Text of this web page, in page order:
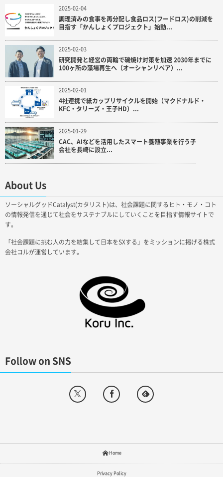
2025-02-04
調理済みの食事を再分配し食品ロス(フードロス)の削減を
目指す「かんしょくプロジェクト」始動...
2025-02-03
研究開発と経営の両輪で磯焼け対策を加速 2030年までに
100ヶ所の藻場再生へ（オーシャンリペア）...
2025-02-01
4社連携で紙カップリサイクルを開始（マクドナルド・
KFC・タリーズ・王子HD）...
2025-01-29
CAC、AIなどを活用したスマート養殖事業を行う子
会社を長崎に設立...
About Us
ソーシャルグッドCatalyst(カタリスト)は、社会課題に関するヒト・モノ・コト
の情報発信を通じて社会をサステナブルにしていくことを目指す情報サイトで
す。
「社会課題に挑む人の力を結集して日本をSXする」をミッションに掲げる株式
会社コルが運営しています。
Follow on SNS
Home
Privacy Policy